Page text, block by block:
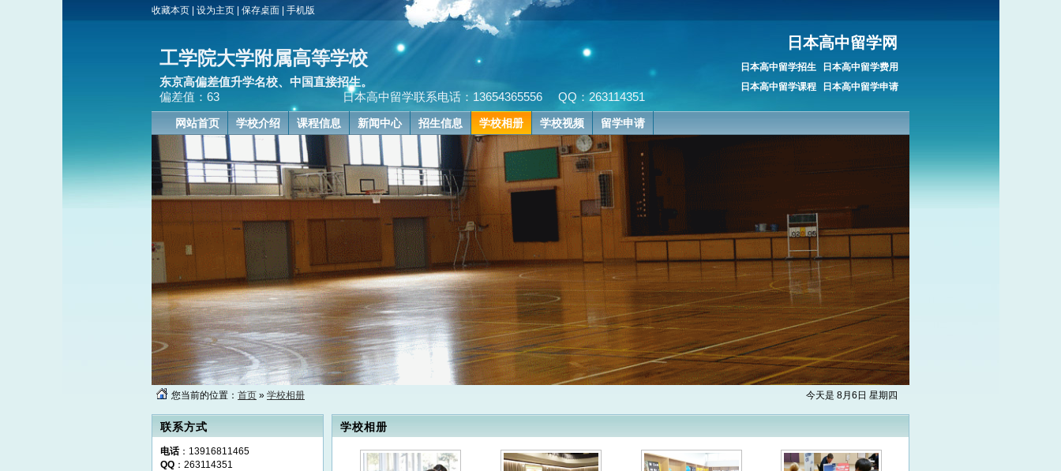
收藏本页 设为主页 保存桌面 手机版
工学院大学附属高等学校
东京高偏差值升学名校、中国直接招生。
偏差值：63 日本高中留学联系电话：13654365556
QQ：263114351
日本高中留学网
日本高中留学招生
日本高中留学费用
日本高中留学课程
日本高中留学申请
网站首页 学校介绍 课程信息 新闻中心 招生信息 学校相册 学校视频 留学申请
今天是 8月6日 星期四
您当前的位置： 首页 » 学校相册
联系方式
电话：13916811465
QQ ：263114351
工学院大学附属高中2017入学考试
通知: 工学院大学附属高中定于201
6年10月16日（周日）在上海举行2
017届4月入学中国留学生入学考
试。 考试分笔试和面试两部分进
学校相册